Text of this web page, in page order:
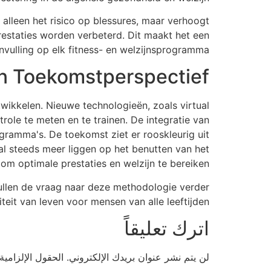
het risico op blessures, maar verhoogt
worden verbeterd. Dit maakt het een
op elk fitness- en welzijnsprogramma.
Toekomstperspectief
Nieuwe technologieën, zoals virtual
te meten en te trainen. De integratie van
De toekomst ziet er rooskleurig uit
steeds meer liggen op het benutten van het
optimale prestaties en welzijn te bereiken.
de vraag naar deze methodologie verder
van leven voor mensen van alle leeftijden.
اترك تعليقاً
لن يتم نشر عنوان بريدك الإلكتروني. الحقول